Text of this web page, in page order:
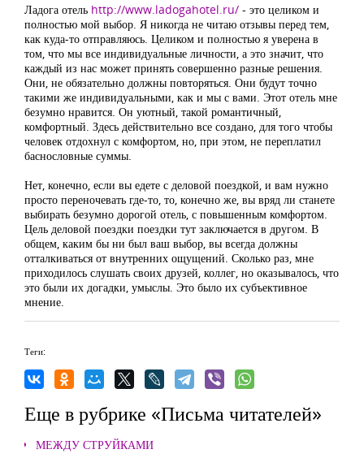
Ладога отель http://www.ladogahotel.ru/ - это целиком и
полностью мой выбор. Я никогда не читаю отзывы перед тем,
как куда-то отправляюсь. Целиком и полностью я уверена в
том, что мы все индивидуальные личности, а это значит, что
каждый из нас может принять совершенно разные решения.
Они, не обязательно должны повторяться. Они будут точно
такими же индивидуальными, как и мы с вами. Этот отель мне
безумно нравится. Он уютный, такой романтичный,
комфортный. Здесь действительно все создано, для того чтобы
человек отдохнул с комфортом, но, при этом, не переплатил
баснословные суммы.
Нет, конечно, если вы едете с деловой поездкой, и вам нужно
просто переночевать где-то, то, конечно же, вы вряд ли станете
выбирать безумно дорогой отель, с повышенным комфортом.
Цель деловой поездки поездки тут заключается в другом. В
общем, каким бы ни был ваш выбор, вы всегда должны
отталкиваться от внутренних ощущений. Сколько раз, мне
приходилось слушать своих друзей, коллег, но оказывалось, что
это были их догадки, умыслы. Это было их субъективное
мнение.
Теги:
Еще в рубрике «Письма читателей»
МЕЖДУ СТРУЙКАМИ